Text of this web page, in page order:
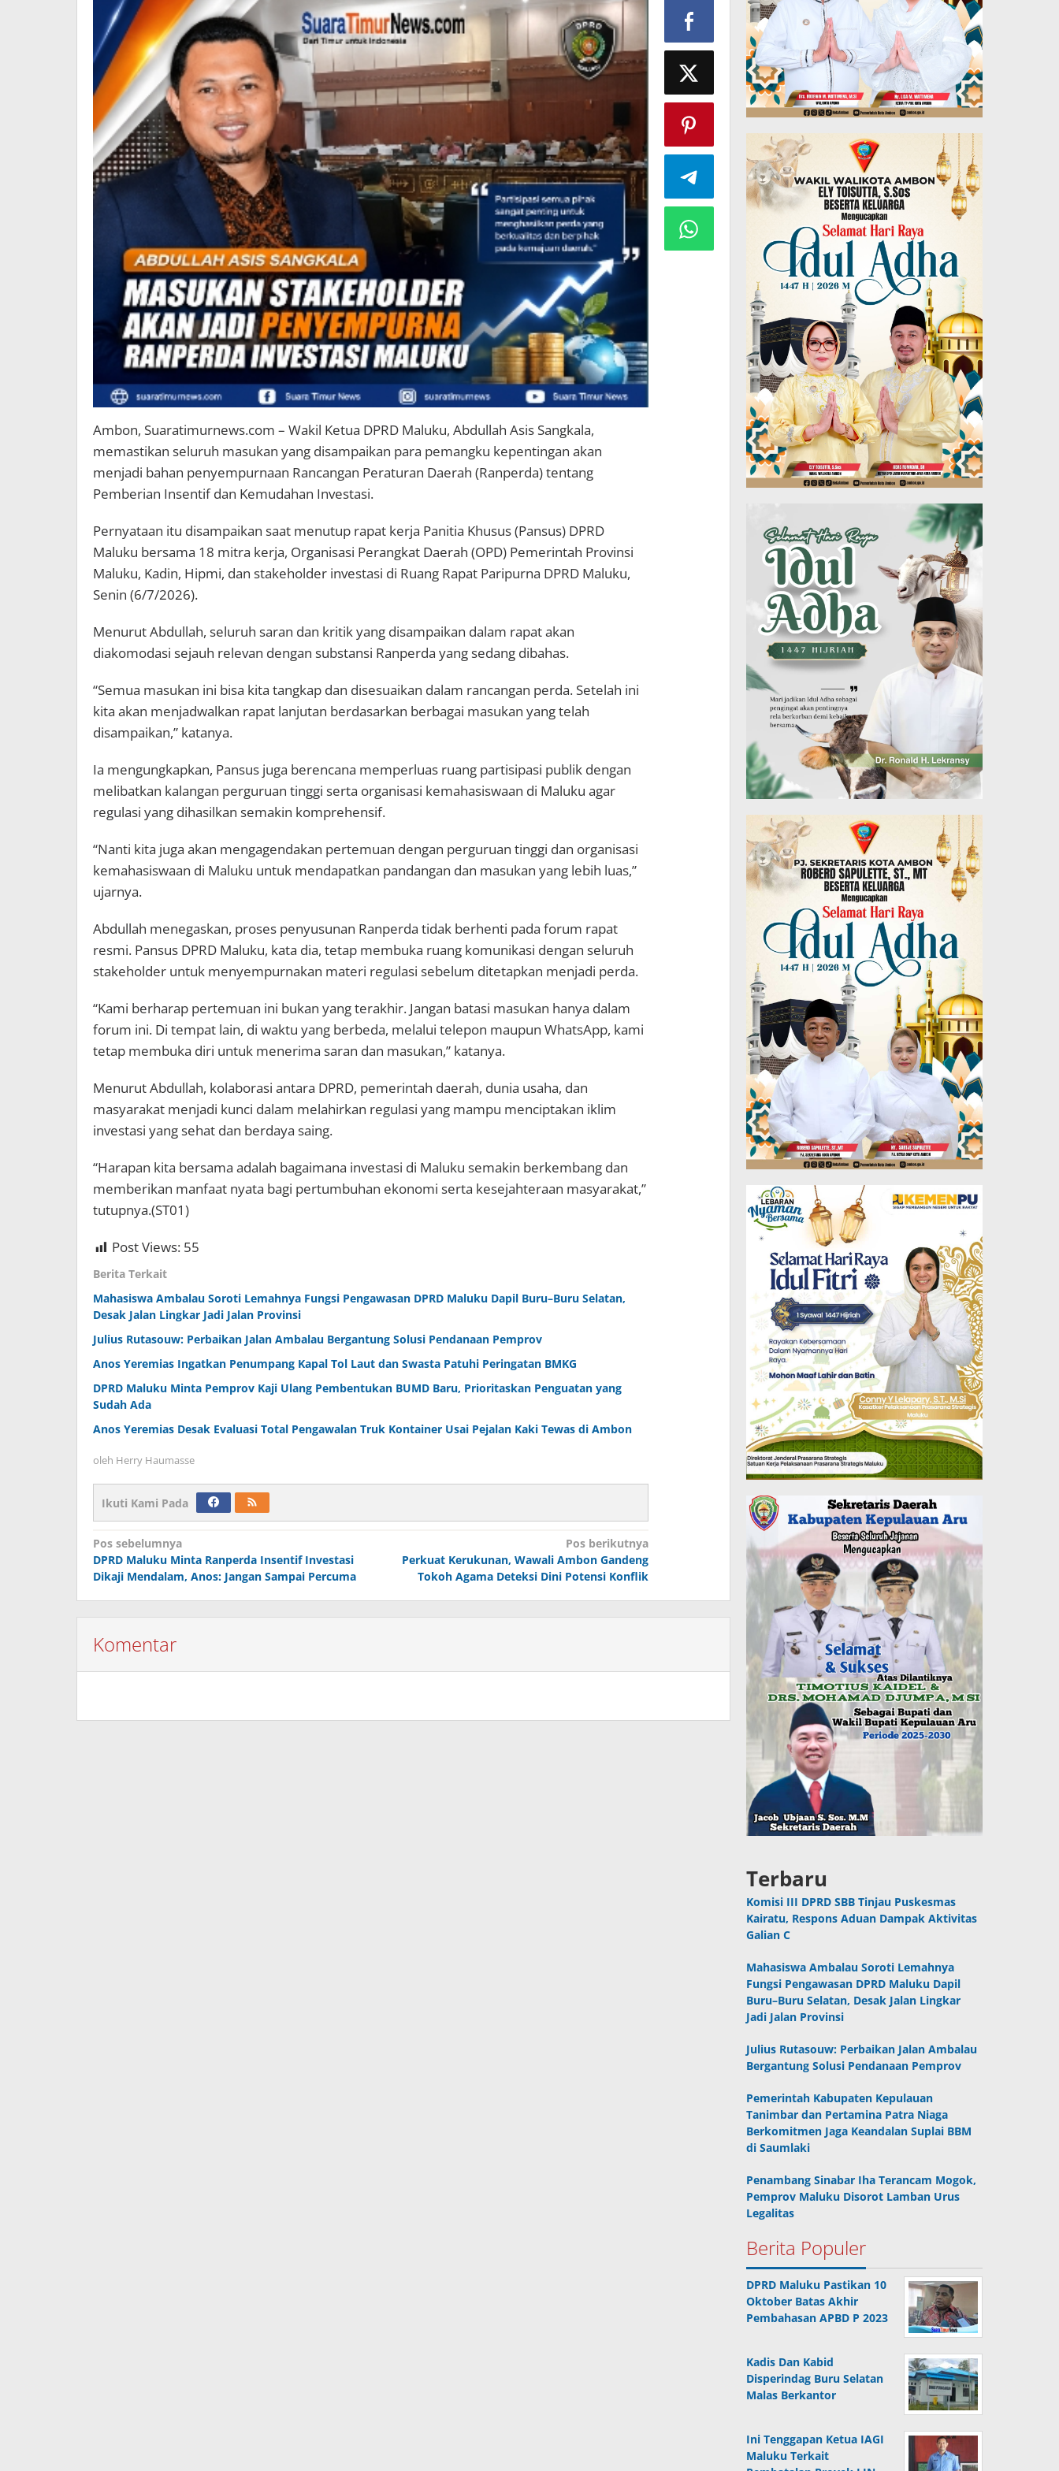
Ambon, Suaratimurnews.com – Wakil Ketua DPRD Maluku, Abdullah Asis Sangkala,
memastikan seluruh masukan yang disampaikan para pemangku kepentingan akan
menjadi bahan penyempurnaan Rancangan Peraturan Daerah (Ranperda) tentang
Pemberian Insentif dan Kemudahan Investasi.
Pernyataan itu disampaikan saat menutup rapat kerja Panitia Khusus (Pansus) DPRD
Maluku bersama 18 mitra kerja, Organisasi Perangkat Daerah (OPD) Pemerintah Provinsi
Maluku, Kadin, Hipmi, dan stakeholder investasi di Ruang Rapat Paripurna DPRD Maluku,
Senin (6/7/2026).
Menurut Abdullah, seluruh saran dan kritik yang disampaikan dalam rapat akan
diakomodasi sejauh relevan dengan substansi Ranperda yang sedang dibahas.
“Semua masukan ini bisa kita tangkap dan disesuaikan dalam rancangan perda. Setelah ini
kita akan menjadwalkan rapat lanjutan berdasarkan berbagai masukan yang telah
disampaikan,” katanya.
Ia mengungkapkan, Pansus juga berencana memperluas ruang partisipasi publik dengan
melibatkan kalangan perguruan tinggi serta organisasi kemahasiswaan di Maluku agar
regulasi yang dihasilkan semakin komprehensif.
“Nanti kita juga akan mengagendakan pertemuan dengan perguruan tinggi dan organisasi
kemahasiswaan di Maluku untuk mendapatkan pandangan dan masukan yang lebih luas,”
ujarnya.
Abdullah menegaskan, proses penyusunan Ranperda tidak berhenti pada forum rapat
resmi. Pansus DPRD Maluku, kata dia, tetap membuka ruang komunikasi dengan seluruh
stakeholder untuk menyempurnakan materi regulasi sebelum ditetapkan menjadi perda.
“Kami berharap pertemuan ini bukan yang terakhir. Jangan batasi masukan hanya dalam
forum ini. Di tempat lain, di waktu yang berbeda, melalui telepon maupun WhatsApp, kami
tetap membuka diri untuk menerima saran dan masukan,” katanya.
Menurut Abdullah, kolaborasi antara DPRD, pemerintah daerah, dunia usaha, dan
masyarakat menjadi kunci dalam melahirkan regulasi yang mampu menciptakan iklim
investasi yang sehat dan berdaya saing.
“Harapan kita bersama adalah bagaimana investasi di Maluku semakin berkembang dan
memberikan manfaat nyata bagi pertumbuhan ekonomi serta kesejahteraan masyarakat,”
tutupnya.(ST01)
Post Views: 55
Berita Terkait
Mahasiswa Ambalau Soroti Lemahnya Fungsi Pengawasan DPRD Maluku Dapil Buru–Buru Selatan,
Desak Jalan Lingkar Jadi Jalan Provinsi
Julius Rutasouw: Perbaikan Jalan Ambalau Bergantung Solusi Pendanaan Pemprov
Anos Yeremias Ingatkan Penumpang Kapal Tol Laut dan Swasta Patuhi Peringatan BMKG
DPRD Maluku Minta Pemprov Kaji Ulang Pembentukan BUMD Baru, Prioritaskan Penguatan yang
Sudah Ada
Anos Yeremias Desak Evaluasi Total Pengawalan Truk Kontainer Usai Pejalan Kaki Tewas di Ambon
oleh Herry Haumasse
Ikuti Kami Pada
Navigasi
pos
Pos sebelumnya
DPRD Maluku Minta Ranperda Insentif Investasi
Dikaji Mendalam, Anos: Jangan Sampai Percuma
Pos berikutnya
Perkuat Kerukunan, Wawali Ambon Gandeng
Tokoh Agama Deteksi Dini Potensi Konflik
Komentar
Terbaru
Komisi III DPRD SBB Tinjau Puskesmas
Kairatu, Respons Aduan Dampak Aktivitas
Galian C
Mahasiswa Ambalau Soroti Lemahnya
Fungsi Pengawasan DPRD Maluku Dapil
Buru–Buru Selatan, Desak Jalan Lingkar
Jadi Jalan Provinsi
Julius Rutasouw: Perbaikan Jalan Ambalau
Bergantung Solusi Pendanaan Pemprov
Pemerintah Kabupaten Kepulauan
Tanimbar dan Pertamina Patra Niaga
Berkomitmen Jaga Keandalan Suplai BBM
di Saumlaki
Penambang Sinabar Iha Terancam Mogok,
Pemprov Maluku Disorot Lamban Urus
Legalitas
Berita Populer
DPRD Maluku Pastikan 10
Oktober Batas Akhir
Pembahasan APBD P 2023
Kadis Dan Kabid
Disperindag Buru Selatan
Malas Berkantor
Ini Tenggapan Ketua IAGI
Maluku Terkait